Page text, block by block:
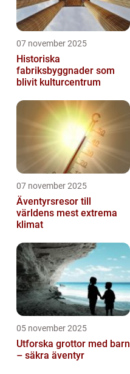
07 november 2025
Historiska
fabriksbyggnader som
blivit kulturcentrum
07 november 2025
Äventyrsresor till
världens mest extrema
klimat
05 november 2025
Utforska grottor med barn
– säkra äventyr